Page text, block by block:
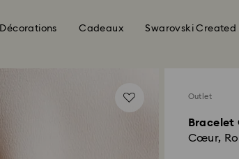
Décorations Cadeaux Swarovski Created
Outlet
Bracelet
Cœur,